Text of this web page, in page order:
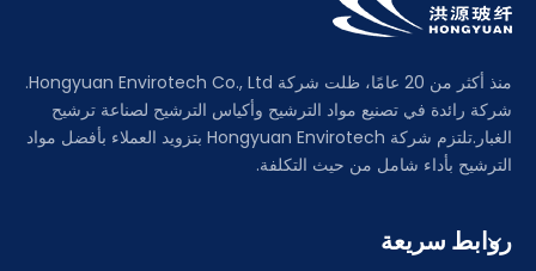
منذ أكثر من 20 عامًا، ظلت شركة Hongyuan Envirotech Co., Ltd.
شركة رائدة في تصنيع مواد الترشيح وأكياس الترشيح لصناعة ترشيح
الغبار.تلتزم شركة Hongyuan Envirotech بتزويد العملاء بأفضل مواد
الترشيح بأداء شامل من حيث التكلفة.
روابط سريعة